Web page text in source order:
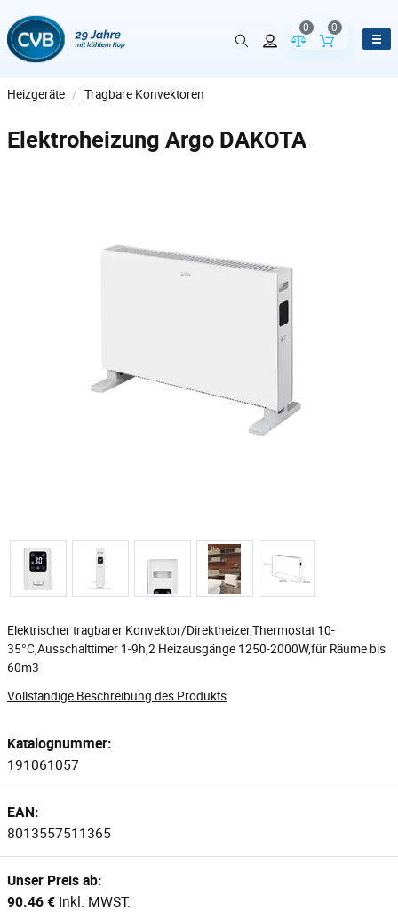
Vergleich der
0
Inhalt des
0
Heizgeräte / Tragbare Konvektoren
Elektroheizung Argo DAKOTA
Elektrischer tragbarer Konvektor/Direktheizer,Thermostat 10-
35°C,Ausschalttimer 1-9h,2 Heizausgänge 1250-2000W,für Räume bis
60m3
Vollständige Beschreibung des Produkts
Katalognummer:
191061057
EAN:
8013557511365
Unser Preis ab:
90.46 € Inkl. MWST.